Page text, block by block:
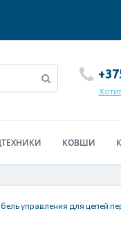
КОВШИ
управления для цепей